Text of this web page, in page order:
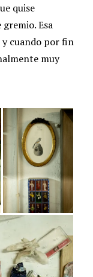
quise
Esa
y cuando por fin
muy